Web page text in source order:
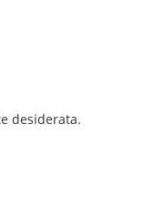
desiderata.